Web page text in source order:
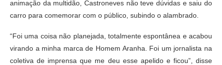
animação da multidão, Castroneves não teve dúvidas e saiu do
carro para comemorar com o público, subindo o alambrado.
“Foi uma coisa não planejada, totalmente espontânea e acabou
virando a minha marca de Homem Aranha. Foi um jornalista na
coletiva de imprensa que me deu esse apelido e ficou”, disse